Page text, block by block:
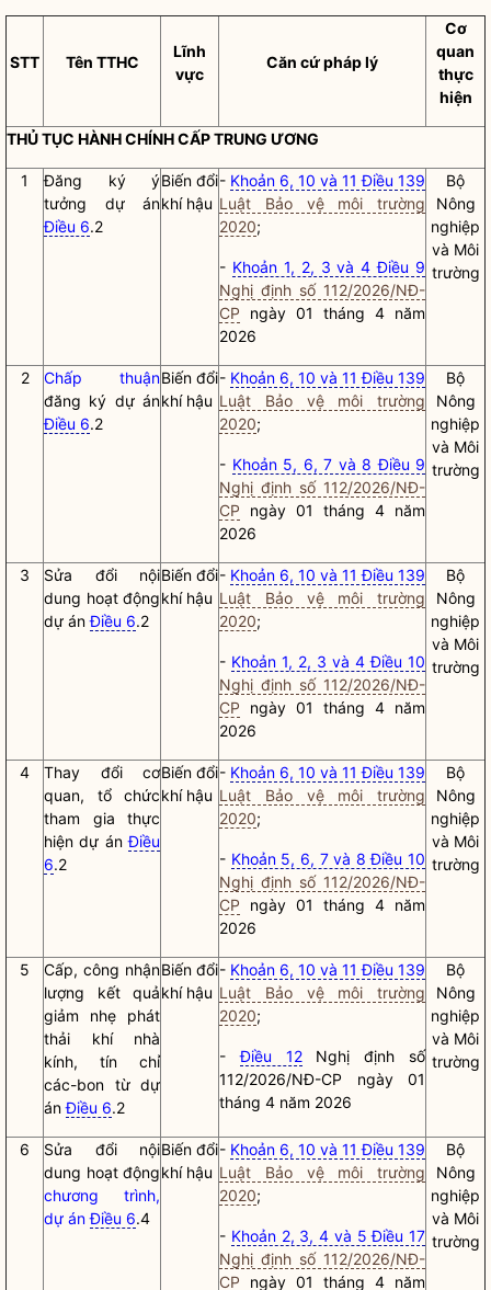
STT Tên TTHC
Lĩnh
vực
Căn cứ pháp lý
Cơ
quan
thực
hiện
THỦ TỤC HÀNH CHÍNHCẤP TRUNG ƯƠNG
1
Đăng ký ý
tưởng dự án
Điều 6.2
Biến đổi
khí hậu
- Khoản 6, 10 và 11 Điều 139
Luật Bảo vệ môi trường
2020;
- Khoản 1, 2, 3 và 4 Điều 9
Nghị định số 112/2026/NĐ-
CP ngày 01 tháng 4 năm
2026
Bộ
Nông
nghiệp
và Môi
trường
2
Chấp thuận
đăng ký dự án
Điều 6.2
Biến đổi
khí hậu
- Khoản 6, 10 và 11 Điều 139
Luật Bảo vệ môi trường
2020;
- Khoản 5, 6, 7 và 8 Điều 9
Nghị định số 112/2026/NĐ-
CP ngày 01 tháng 4 năm
2026
Bộ
Nông
nghiệp
và Môi
trường
3
Sửa đổi nội
dung hoạt động
dự ánĐiều 6.2
Biến đổi
khí hậu
- Khoản 6, 10 và 11 Điều 139
Luật Bảo vệ môi trường
2020;
- Khoản 1, 2, 3 và 4 Điều 10
Nghị định số 112/2026/NĐ-
CP ngày 01 tháng 4 năm
2026
Bộ
Nông
nghiệp
và Môi
trường
4
Thay đổi cơ
quan, tổ chức
tham gia thực
hiện dự ánĐiều
6.2
Biến đổi
khí hậu
- Khoản 6, 10 và 11 Điều 139
Luật Bảo vệ môi trường
2020;
- Khoản 5, 6, 7 và 8 Điều 10
Nghị định số 112/2026/NĐ-
CP ngày 01 tháng 4 năm
2026
Bộ
Nông
nghiệp
và Môi
trường
5
Cấp, công nhận
lượng kết quả
giảm nhẹ phát
thải khí nhà
kính, tín chỉ
các-bon từ dự
ánĐiều 6.2
Biến đổi
khí hậu
- Khoản 6, 10 và 11 Điều 139
Luật Bảo vệ môi trường
2020;
-Điều 12Nghị định số
112/2026/NĐ-CP ngày 01
tháng 4 năm 2026
Bộ
Nông
nghiệp
và Môi
trường
6
Sửa đổi nội
dung hoạt động
chương trình,
dự án Điều 6.4
Biến đổi
khí hậu
- Khoản 6, 10 và 11 Điều 139
Luật Bảo vệ môi trường
2020;
- Khoản 2, 3, 4 và 5 Điều 17
Nghị định số 112/2026/NĐ-
CP ngày 01 tháng 4 năm
Bộ
Nông
nghiệp
và Môi
trường